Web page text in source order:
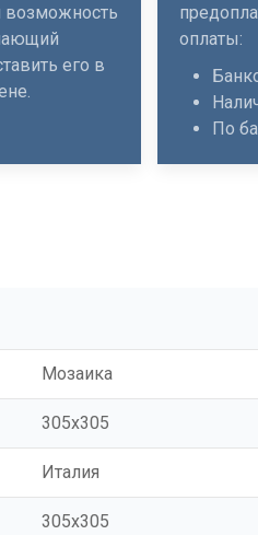
его в
оплаты:
По
Мозаика
305x305
Италия
305x305